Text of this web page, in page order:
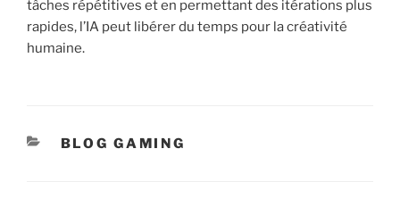
tâches répétitives et en permettant des itérations plus
rapides, l’IA peut libérer du temps pour la créativité
humaine.
CATÉGORIES
BLOG GAMING